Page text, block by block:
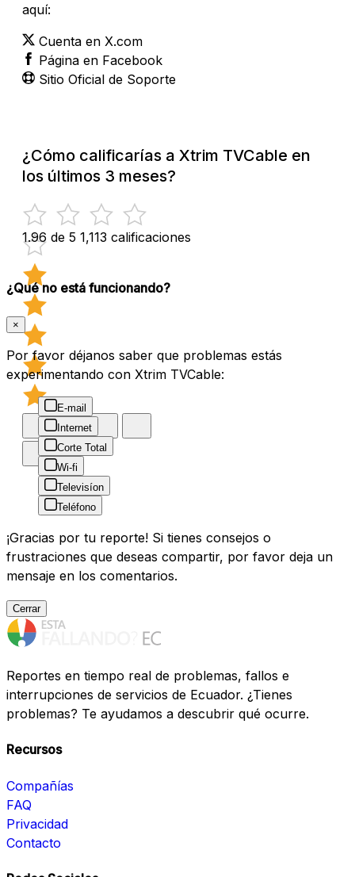
aquí:
Cuenta en X.com
Página en Facebook
Sitio Oficial de Soporte
¿Cómo calificarías a Xtrim TVCable en
los últimos 3 meses?
1.96 de 5 1,113 calificaciones
¿Qué no está funcionando?
×
Por favor déjanos saber que problemas estás
experimentando con Xtrim TVCable:
E-mail
Internet
Corte Total
Wi-fi
Televisíon
Teléfono
¡Gracias por tu reporte! Si tienes consejos o
frustraciones que deseas compartir, por favor deja un
mensaje en los comentarios.
Cerrar
Reportes en tiempo real de problemas, fallos e
interrupciones de servicios de Ecuador. ¿Tienes
problemas? Te ayudamos a descubrir qué ocurre.
Recursos
Compañías
FAQ
Privacidad
Contacto